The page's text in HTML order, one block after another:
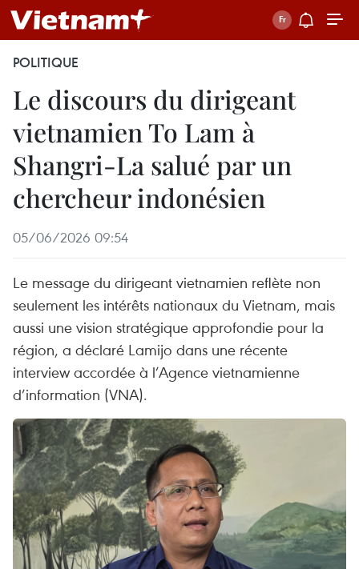
POLITIQUE
Le discours du dirigeant
vietnamien To Lam à
Shangri-La salué par un
chercheur indonésien
05/06/2026 09:54
Le message du dirigeant vietnamien reflète non
seulement les intérêts nationaux du Vietnam, mais
aussi une vision stratégique approfondie pour la
région, a déclaré Lamijo dans une récente
interview accordée à l’Agence vietnamienne
d’information (VNA).